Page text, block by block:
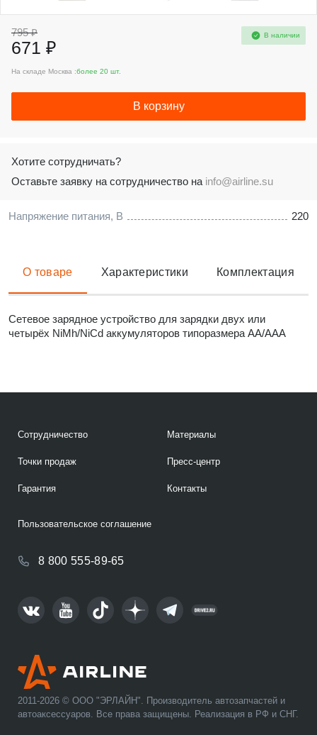
Напряжение питания, В 220
795 ₽
671 ₽
В наличии
На складе Москва :более 20 шт.
В корзину
Хотите сотрудничать?
Оставьте заявку на сотрудничество на info@airline.su
О товаре Характеристики Комплектация
Сетевое зарядное устройство для зарядки двух или
четырёх NiMh/NiCd аккумуляторов типоразмера AA/AAA
2011-2026 © ООО "ЭРЛАЙН". Производитель автозапчастей и
автоаксессуаров. Все права защищены. Реализация в РФ и СНГ.
Сотрудничество
Точки продаж
Гарантия
Материалы
Пресс-центр
Контакты
8 800 555-89-65
Пользовательское соглашение